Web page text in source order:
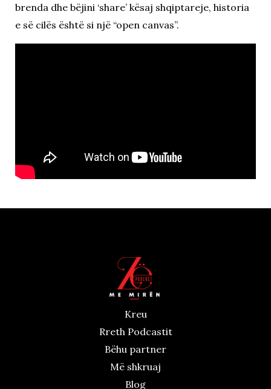
brenda dhe bëjini ‘share’ kësaj shqiptareje, historia
e së cilës është si një “open canvas”.
Kreu
Rreth Podcastit
Bëhu partner
Më shkruaj
Blog